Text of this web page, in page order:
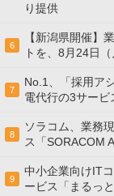
り提供
6
【新潟県開催】
トを、8月24日
7
No.1、「採用ア
電代行の3サー
8
ソラコム、業務
ス「SORACOM
9
中小企業向けIT
ービス「まるっ